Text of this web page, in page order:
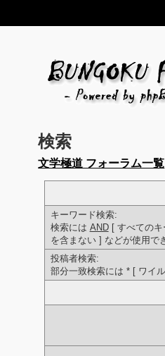
検索
文学極道 フォーラム一覧
キーワード検索:
検索には AND[ すべてのキ
を含まない ] などが使用で
投稿者検索:
部分一致検索には * [ ワイ